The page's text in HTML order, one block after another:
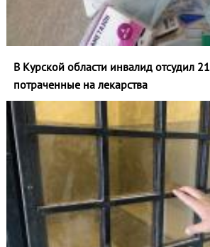
В Курской области инвалид отсудил
потраченные на лекарства